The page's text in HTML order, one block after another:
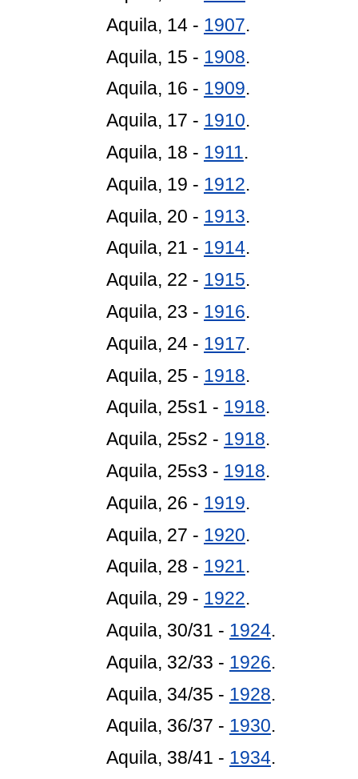
Aquila, 14 - 1907.
Aquila, 15 - 1908.
Aquila, 16 - 1909.
Aquila, 17 - 1910.
Aquila, 18 - 1911.
Aquila, 19 - 1912.
Aquila, 20 - 1913.
Aquila, 21 - 1914.
Aquila, 22 - 1915.
Aquila, 23 - 1916.
Aquila, 24 - 1917.
Aquila, 25 - 1918.
Aquila, 25s1 - 1918.
Aquila, 25s2 - 1918.
Aquila, 25s3 - 1918.
Aquila, 26 - 1919.
Aquila, 27 - 1920.
Aquila, 28 - 1921.
Aquila, 29 - 1922.
Aquila, 30/31 - 1924.
Aquila, 32/33 - 1926.
Aquila, 34/35 - 1928.
Aquila, 36/37 - 1930.
Aquila, 38/41 - 1934.